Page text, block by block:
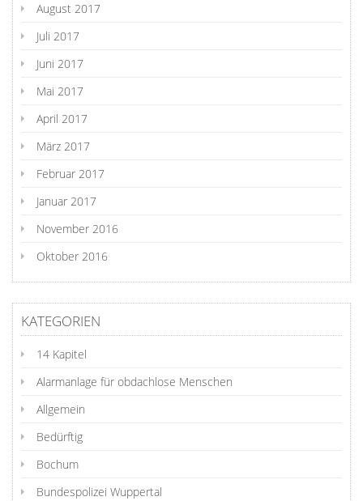
August 2017
Juli 2017
Juni 2017
Mai 2017
April 2017
März 2017
Februar 2017
Januar 2017
November 2016
Oktober 2016
KATEGORIEN
14 Kapitel
Alarmanlage für obdachlose Menschen
Allgemein
Bedürftig
Bochum
Bundespolizei Wuppertal